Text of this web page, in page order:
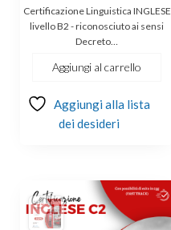
Certificazione Linguistica INGLESE
livello B2 - riconosciuto ai sensi
Decreto…
Aggiungi al carrello
Aggiungi alla lista
dei desideri